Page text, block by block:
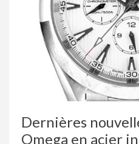
Dernières
Omega en acier